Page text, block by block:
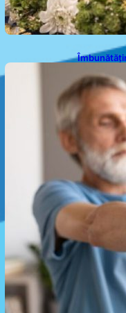
la domiciliu